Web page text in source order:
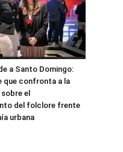
a Santo Domingo:
que confronta a la
el
del folclore frente
urbana